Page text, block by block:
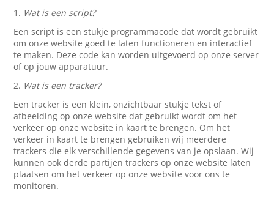
1. Wat is een script?
Een script is een stukje programmacode dat wordt gebruikt
om onze website goed te laten functioneren en interactief
te maken. Deze code kan worden uitgevoerd op onze server
of op jouw apparatuur.
2. Wat is een tracker?
Een tracker is een klein, onzichtbaar stukje tekst of
afbeelding op onze website dat gebruikt wordt om het
verkeer op onze website in kaart te brengen. Om het
verkeer in kaart te brengen gebruiken wij meerdere
trackers die elk verschillende gegevens van je opslaan. Wij
kunnen ook derde partijen trackers op onze website laten
plaatsen om het verkeer op onze website voor ons te
monitoren.